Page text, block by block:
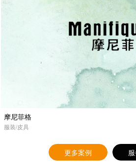
摩尼菲格
服装/皮具
更多案例